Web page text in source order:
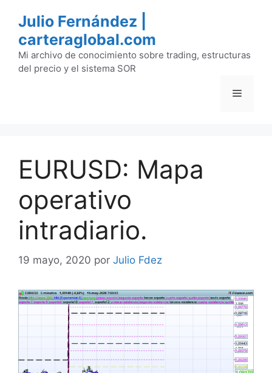
contenido
Julio Fernández |
carteraglobal.com
Mi archivo de conocimiento sobre trading, estructuras
del precio y el sistema SOR
Menú
EURUSD: Mapa
operativo
intradiario.
19 mayo, 2020 por Julio Fdez